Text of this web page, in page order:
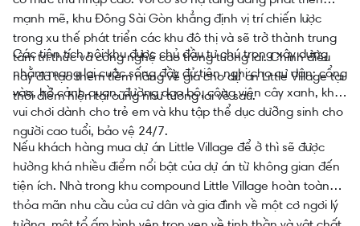
mạnh mẽ, khu Đông Sài Gòn khẳng định vị trí chiến lược
trong xu thế phát triển các khu đô thị và sẽ trở thành trung
tâm tri thức và công nghệ cao trong tương lai. Chính điều
này đã tạo thêm tiềm năng về giá cho dự án Little Village tại
thời điểm hiện tại cũng như tương lai về sau.
Các tiện tích nội khu được chủ đầu tư chú trọng xây dựng
nhằm mang lại cuộc sống đầy đủ tiện nghi cho cư dân: cổng
vào, hồ cảnh quan, đường dạo bộ, công viên cây xanh, khu
vui chơi dành cho trẻ em và khu tập thể dục dưỡng sinh cho
người cao tuổi, bảo vệ 24/7.
Nếu khách hàng mua dự án Little Village để ở thì sẽ được
hưởng khá nhiều điểm nổi bật của dự án từ không gian đến
tiện ích. Nhà trong khu compound Little Village hoàn toàn
thỏa mãn nhu cầu của cư dân và gia đình về một cơ ngơi lý